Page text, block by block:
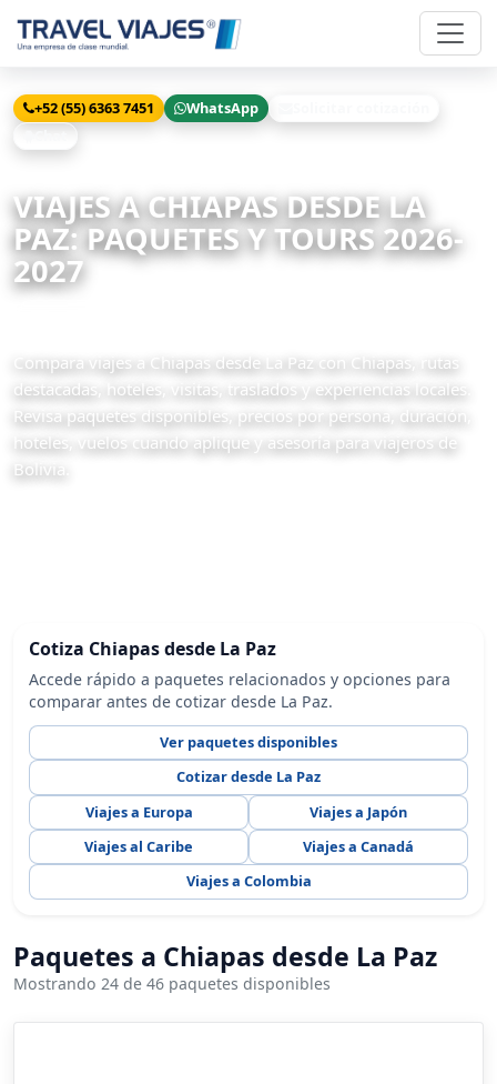
+52 (55) 6363 7451 WhatsApp
VIAJES A CHIAPAS DESDE LA
PAZ: PAQUETES Y TOURS 2026-
2027
Compara viajes a Chiapas desde La Paz con Chiapas, rutas
destacadas, hoteles, visitas, traslados y experiencias locales.
Revisa paquetes disponibles, precios por persona, duración,
hoteles, vuelos cuando aplique y asesoría para viajeros de
Bolivia.
Cotiza Chiapas desde La Paz
Accede rápido a paquetes relacionados y opciones para
comparar antes de cotizar desde La Paz.
Ver paquetes disponibles
Cotizar desde La Paz
Viajes a Europa
Viajes a Japón
Viajes al Caribe
Viajes a Canadá
Viajes a Colombia
Paquetes a Chiapas desde La Paz
Mostrando 24 de 46 paquetes disponibles